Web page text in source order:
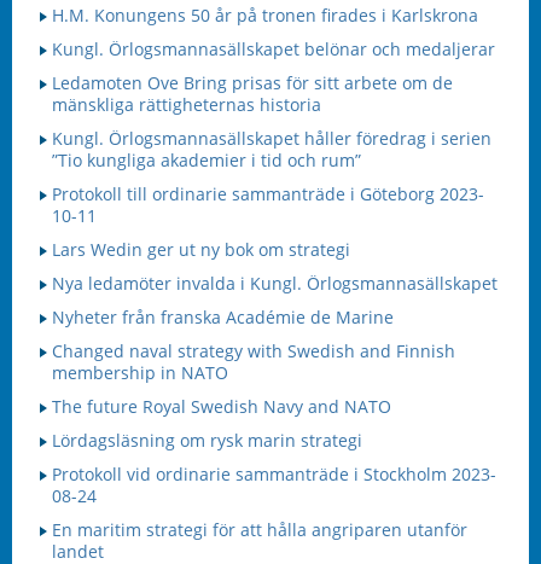
H.M. Konungens 50 år på tronen firades i Karlskrona
Kungl. Örlogsmannasällskapet belönar och medaljerar
Ledamoten Ove Bring prisas för sitt arbete om de
mänskliga rättigheternas historia
Kungl. Örlogsmannasällskapet håller föredrag i serien
”Tio kungliga akademier i tid och rum”
Protokoll till ordinarie sammanträde i Göteborg 2023-
10-11
Lars Wedin ger ut ny bok om strategi
Nya ledamöter invalda i Kungl. Örlogsmannasällskapet
Nyheter från franska Académie de Marine
Changed naval strategy with Swedish and Finnish
membership in NATO
The future Royal Swedish Navy and NATO
Lördagsläsning om rysk marin strategi
Protokoll vid ordinarie sammanträde i Stockholm 2023-
08-24
En maritim strategi för att hålla angriparen utanför
landet